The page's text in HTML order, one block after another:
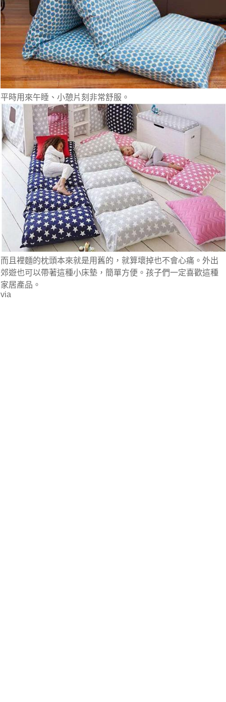
平時用來午睡、小憩片刻非常舒服。
而且裡麵的枕頭本來就是用舊的，就算壞掉也不會心痛。外出
郊遊也可以帶著這種小床墊，簡單方便。孩子們一定喜歡這種
家居產品。
via